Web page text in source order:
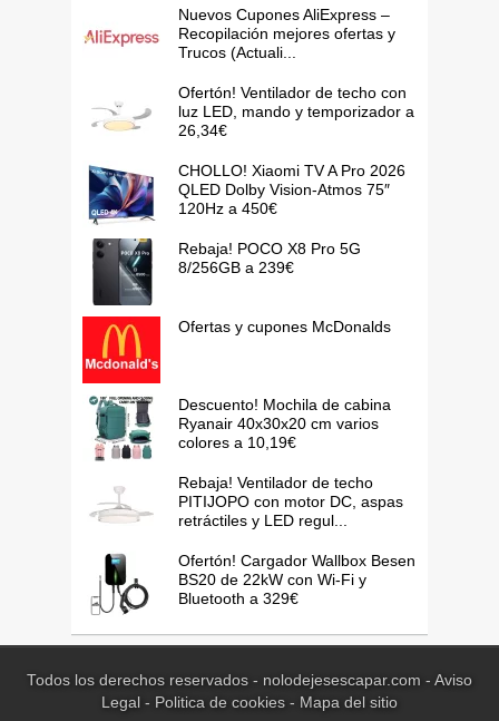
Nuevos Cupones AliExpress –
Recopilación mejores ofertas y
Trucos (Actuali...
Ofertón! Ventilador de techo con
luz LED, mando y temporizador a
26,34€
CHOLLO! Xiaomi TV A Pro 2026
QLED Dolby Vision-Atmos 75″
120Hz a 450€
Rebaja! POCO X8 Pro 5G
8/256GB a 239€
Ofertas y cupones McDonalds
Descuento! Mochila de cabina
Ryanair 40x30x20 cm varios
colores a 10,19€
Rebaja! Ventilador de techo
PITIJOPO con motor DC, aspas
retráctiles y LED regul...
Ofertón! Cargador Wallbox Besen
BS20 de 22kW con Wi-Fi y
Bluetooth a 329€
Todos los derechos reservados - nolodejesescapar.com - Aviso
Legal- Politica de cookies- Mapa del sitio